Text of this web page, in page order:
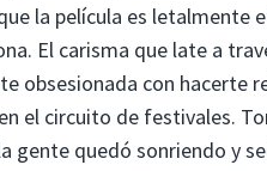
la película es letalmente
El carisma que late a
obsesionada con hacerte
el circuito de festivales.
gente quedó sonriendo y